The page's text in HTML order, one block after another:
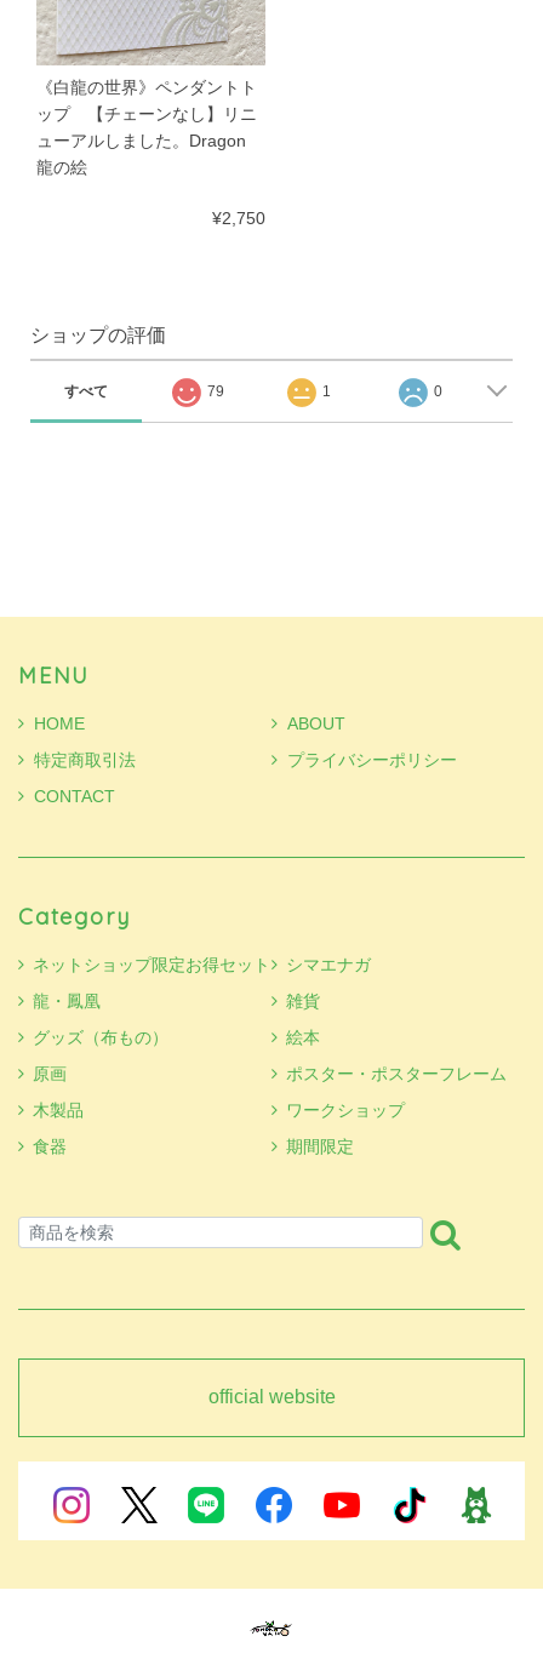
《白龍の世界》ペンダントト
ップ 【チェーンなし】リニ
ューアルしました。Dragon
龍の絵
¥2,750
ショップの評価
すべて 79 1 0
MENU
HOME
ABOUT
特定商取引法
プライバシーポリシー
CONTACT
Category
ネットショップ限定お得セット
シマエナガ
龍・鳳凰
雑貨
グッズ（布もの）
絵本
原画
ポスター・ポスターフレーム
木製品
ワークショップ
食器
期間限定
official website